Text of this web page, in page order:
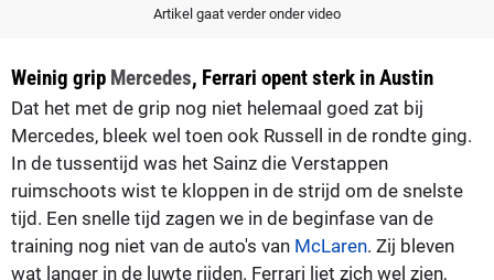
Artikel gaat verder onder video
Weinig grip Mercedes, Ferrari opent sterk in Austin
Dat het met de grip nog niet helemaal goed zat bij
Mercedes, bleek wel toen ook Russell in de rondte ging.
In de tussentijd was het Sainz die Verstappen
ruimschoots wist te kloppen in de strijd om de snelste
tijd. Een snelle tijd zagen we in de beginfase van de
training nog niet van de auto's van McLaren. Zij bleven
wat langer in de luwte rijden. Ferrari liet zich wel zien,